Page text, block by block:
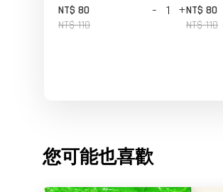
NT$ 80
NT$ 110
- +NT$ 80
NT$ 110
您可能也喜歡